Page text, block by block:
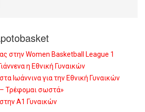
στην Women Basketball League 1
η Εθνική Γυναικών
Ιωάννινα για την Εθνική Γυναικών
Τρέφομαι σωστά»
Α1 Γυναικών